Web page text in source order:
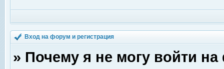
Вход на форум и регистрация
» Почему я не могу войти